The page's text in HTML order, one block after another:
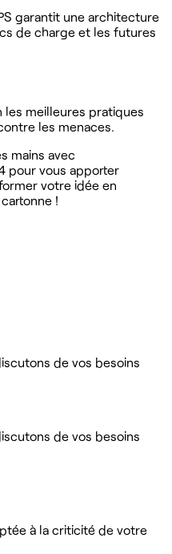
garantit une architecture
de charge et les futures
meilleures pratiques
les menaces.
mains avec
pour vous apporter
votre idée en
!
de vos besoins
de vos besoins
à la criticité de votre